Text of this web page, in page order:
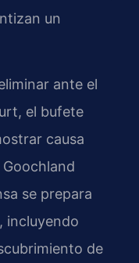
un
ante el
el bufete
causa
se prepara
incluyendo
de